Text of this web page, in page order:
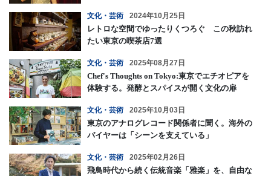
文化・芸術 2024年10月25日
レトロな空間でゆったりくつろぐ この秋訪れ
たい東京の喫茶店7選
文化・芸術 2025年08月27日
Chef's Thoughts on Tokyo:東京でエチオピアを
体験する。発酵とスパイスが開く文化の扉
文化・芸術 2025年10月03日
東京のアナログレコード関係者に聞く。海外の
バイヤーは「シーンを支えている」
文化・芸術 2025年02月26日
飛鳥時代から続く伝統音楽「雅楽」を、自由な